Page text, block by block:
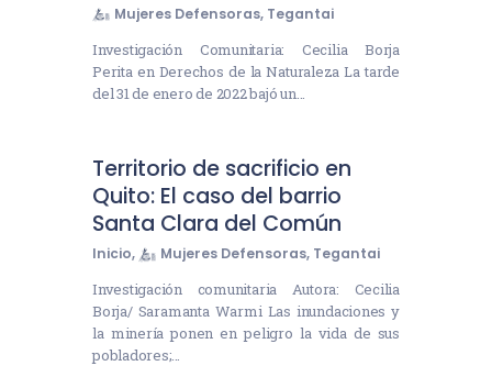
Mujeres Defensoras, Tegantai
Investigación Comunitaria: Cecilia Borja
Perita en Derechos de la Naturaleza La tarde
del 31 de enero de 2022 bajó un…
Territorio de sacrificio en
Quito: El caso del barrio
Santa Clara del Común
Inicio, Mujeres Defensoras, Tegantai
Investigación comunitaria Autora: Cecilia
Borja/ Saramanta Warmi Las inundaciones y
la minería ponen en peligro la vida de sus
pobladores;…